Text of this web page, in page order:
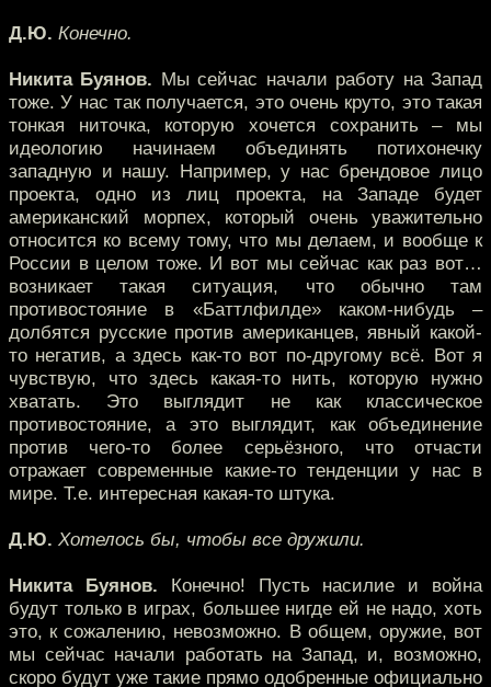
Д.Ю. Конечно.
Никита Буянов. Мы сейчас начали работу на Запад
тоже. У нас так получается, это очень круто, это такая
тонкая ниточка, которую хочется сохранить – мы
идеологию начинаем объединять потихонечку
западную и нашу. Например, у нас брендовое лицо
проекта, одно из лиц проекта, на Западе будет
американский морпех, который очень уважительно
относится ко всему тому, что мы делаем, и вообще к
России в целом тоже. И вот мы сейчас как раз вот…
возникает такая ситуация, что обычно там
противостояние в «Баттлфилде» каком-нибудь –
долбятся русские против американцев, явный какой-
то негатив, а здесь как-то вот по-другому всё. Вот я
чувствую, что здесь какая-то нить, которую нужно
хватать. Это выглядит не как классическое
противостояние, а это выглядит, как объединение
против чего-то более серьёзного, что отчасти
отражает современные какие-то тенденции у нас в
мире. Т.е. интересная какая-то штука.
Д.Ю. Хотелось бы, чтобы все дружили.
Никита Буянов. Конечно! Пусть насилие и война
будут только в играх, большее нигде ей не надо, хоть
это, к сожалению, невозможно. В общем, оружие, вот
мы сейчас начали работать на Запад, и, возможно,
скоро будут уже такие прямо одобренные официально